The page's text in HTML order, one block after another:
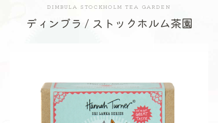
ディンブラ / ストックホルム茶園
DIMBULA STOCKHOLM TEA GARDEN